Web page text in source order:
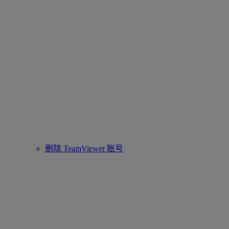
删除 TeamViewer 账号